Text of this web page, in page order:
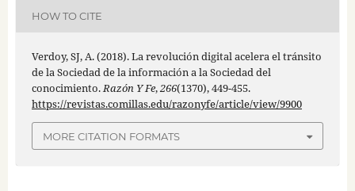
HOW TO CITE
Verdoy, SJ, A. (2018). La revolución digital acelera el tránsito
de la Sociedad de la información a la Sociedad del
conocimiento.Razón Y Fe,266(1370), 449-455.
https://revistas.comillas.edu/razonyfe/article/view/9900
MORE CITATION FORMATS